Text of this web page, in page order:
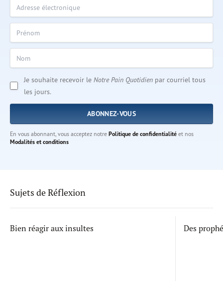
Je souhaite recevoir le Notre Pain Quotidien par courriel tous
les jours.
En vous abonnant, vous acceptez notre Politique de confidentialité et nos
Modalités et conditions
Sujets de Réflexion
Bien réagir aux insultes Des